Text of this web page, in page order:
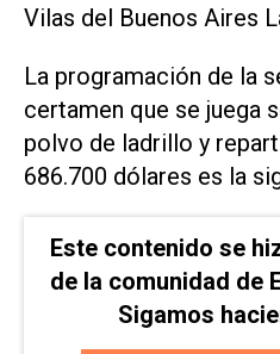
Vilas del Buenos Aires
La programación de la
certamen que se juega
polvo de ladrillo y
686.700 dólares es la
Este contenido se
de la comunidad de
Sigamos